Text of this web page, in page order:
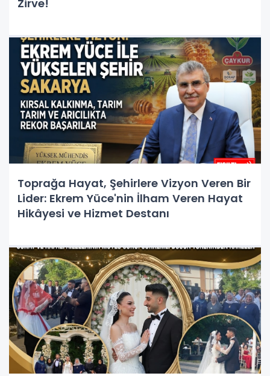
Zirve!
Toprağa Hayat, Şehirlere Vizyon Veren Bir
Lider: Ekrem Yüce'nin İlham Veren Hayat
Hikâyesi ve Hizmet Destanı